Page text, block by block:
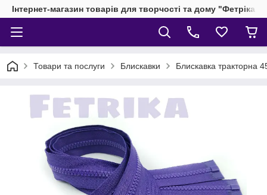
Інтернет-магазин товарів для творчості та дому "Фетріка"
Товари та послуги Блискавки Блискавка тракторна